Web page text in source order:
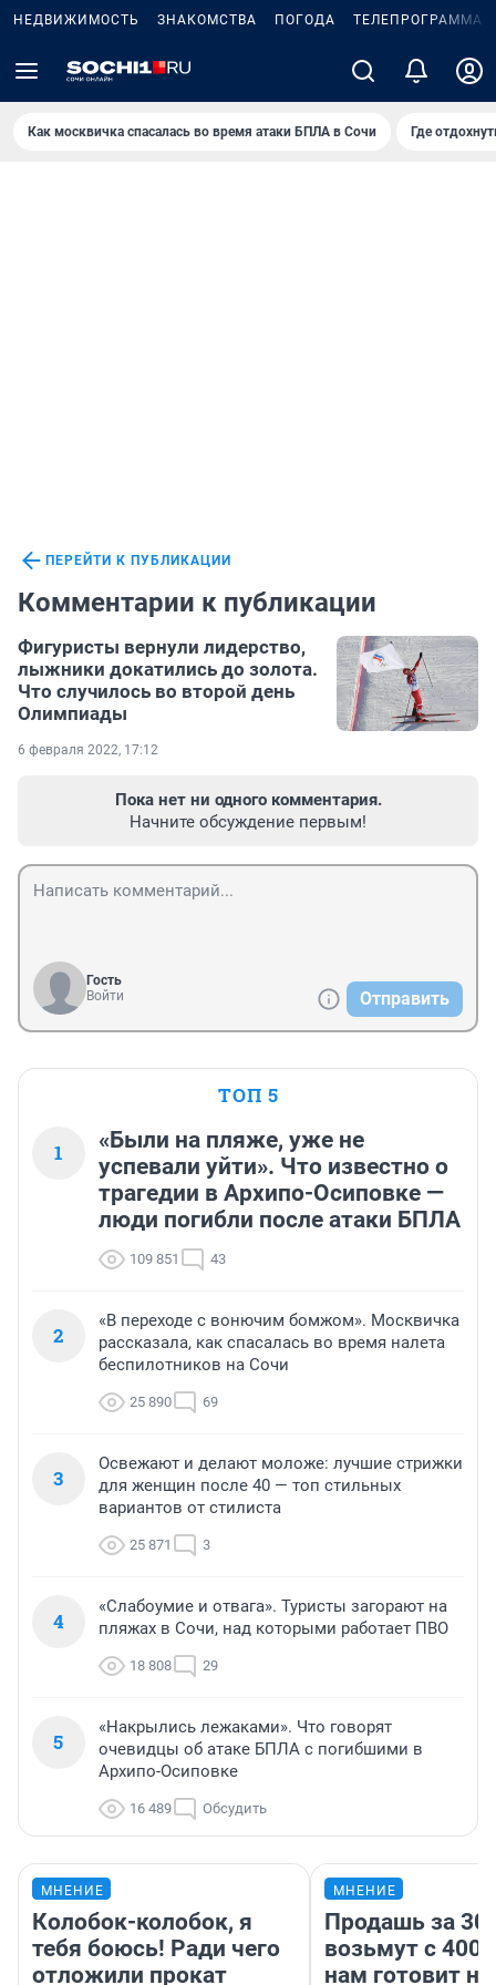
НЕДВИЖИМОСТЬ ЗНАКОМСТВА ПОГОДА ТЕЛЕПРОГРАММА
Как москвичка спасалась во время атаки БПЛА в Сочи Где
ПЕРЕЙТИ К ПУБЛИКАЦИИ
Комментарии к публикации
Фигуристы вернули лидерство,
лыжники докатились до золота.
Что случилось во второй день
Олимпиады
6 февраля 2022, 17:12
Пока нет ни одного комментария.
Начните обсуждение первым!
Гость
Войти
Отправить
ТОП 5
1
«Были на пляже, уже не
успевали уйти». Что известно о
трагедии в Архипо-Осиповке —
люди погибли после атаки БПЛА
109 851 43
2
«В переходе с вонючим бомжом». Москвичка
рассказала, как спасалась во время налета
беспилотников на Сочи
25 890 69
3
Освежают и делают моложе: лучшие стрижки
для женщин после 40 — топ стильных
вариантов от стилиста
25 871 3
4
«Слабоумие и отвага». Туристы загорают на
пляжах в Сочи, над которыми работает ПВО
18 808 29
5
«Накрылись лежаками». Что говорят
очевидцы об атаке БПЛА с погибшими в
Архипо-Осиповке
16 489 Обсудить
МНЕНИЕ
Колобок-колобок, я
тебя боюсь! Ради чего
отложили прокат
МНЕНИЕ
Продашь за
возьмут с
нам готовит